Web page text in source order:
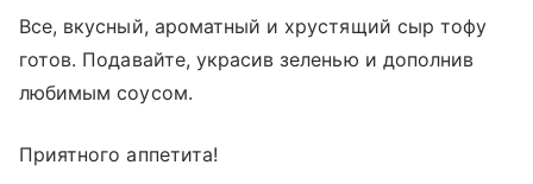
Все, вкусный, ароматный и хрустящий сыр тофу
готов. Подавайте, украсив зеленью и дополнив
любимым соусом.
Приятного аппетита!